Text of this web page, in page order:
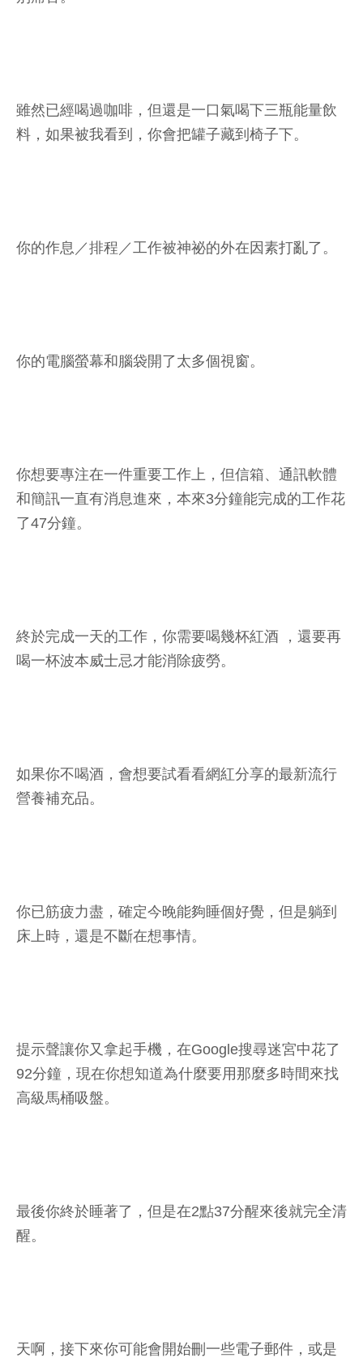
雖然已經喝過咖啡，但還是一口氣喝下三瓶能量飲
料，如果被我看到，你會把罐子藏到椅子下。
你的作息／排程／工作被神祕的外在因素打亂了。
你的電腦螢幕和腦袋開了太多個視窗。
你想要專注在一件重要工作上，但信箱、通訊軟體
和簡訊一直有消息進來，本來3分鐘能完成的工作花
了47分鐘。
終於完成一天的工作，你需要喝幾杯紅酒 ，還要再
喝一杯波本威士忌才能消除疲勞。
如果你不喝酒，會想要試看看網紅分享的最新流行
營養補充品。
你已筋疲力盡，確定今晚能夠睡個好覺，但是躺到
床上時，還是不斷在想事情。
提示聲讓你又拿起手機，在Google搜尋迷宮中花了
92分鐘，現在你想知道為什麼要用那麼多時間來找
高級馬桶吸盤。
最後你終於睡著了，但是在2點37分醒來後就完全清
醒。
天啊，接下來你可能會開始刪一些電子郵件，或是